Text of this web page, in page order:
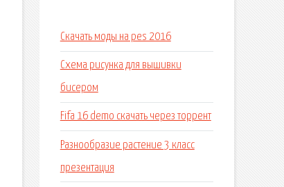
Скачать моды на pes 2016
Схема рисунка для вышивки
бисером
Fifa 16 demo скачать через торрент
Разнообразие растение 3 класс
презентация